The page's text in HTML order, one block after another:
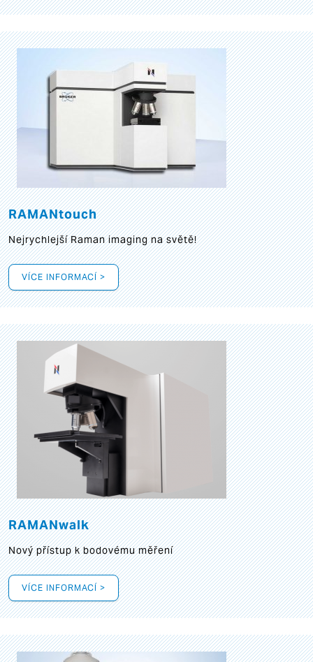
RAMANtouch
Nejrychlejší Raman imaging na světě!
VÍCE INFORMACÍ >
RAMANwalk
Nový přístup k bodovému měření
VÍCE INFORMACÍ >